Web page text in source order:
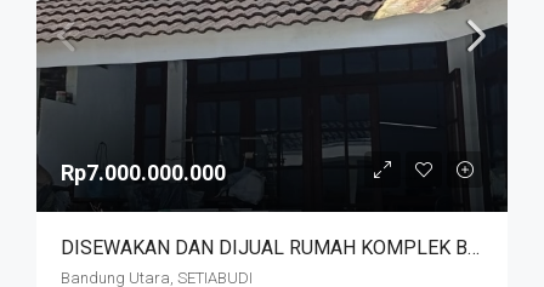
Rp7.000.000.000
DISEWAKAN DAN DIJUAL RUMAH KOMPLEK BUDISARI HEGARMANAH SETIABUDI DKT SECAPA AD DAN YOGYA SUPERMARKET BANDUNG KOTA
Bandung Utara, SETIABUDI